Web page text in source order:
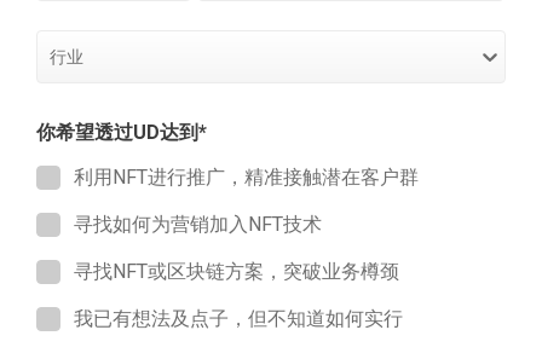
团队提供区块链、NFT、元宇宙及加密货币等咨询服务及一站式解决方案。
行业
你希望透过UD达到*
利用NFT进行推广，精准接触潜在客户群
寻找如何为营销加入NFT技术
寻找NFT或区块链方案，突破业务樽颈
我已有想法及点子，但不知道如何实行